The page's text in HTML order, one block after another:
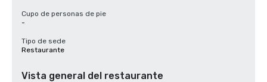
Cupo de personas de pie
-
Tipo de sede
Restaurante
Vista general del restaurante